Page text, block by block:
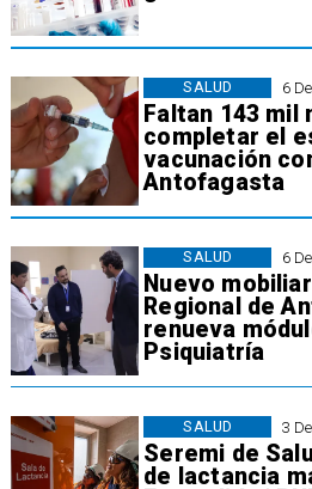
6
Faltan 143 mil
completar el
vacunación
Antofagasta
SALUD
6
Nuevo
Regional de
renueva
Psiquiatría
SALUD
3
Seremi de
de lactancia
SALUD